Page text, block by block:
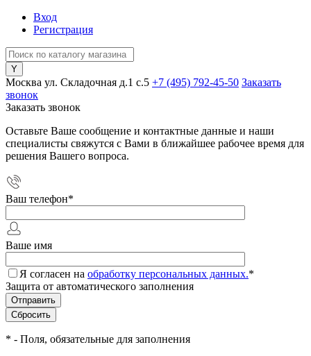
Вход
Регистрация
Москва ул. Складочная д.1 c.5 +7 (495) 792-45-50 Заказать
звонок
Заказать звонок
Оставьте Ваше сообщение и контактные данные и наши
специалисты свяжутся с Вами в ближайшее рабочее время для
решения Вашего вопроса.
Ваш телефон*
Ваше имя
Я согласен на обработку персональных данных.*
Защита от автоматического заполнения
* - Поля, обязательные для заполнения